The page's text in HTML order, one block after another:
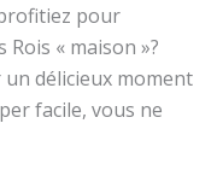
pour
« maison »?
un délicieux moment
facile, vous ne